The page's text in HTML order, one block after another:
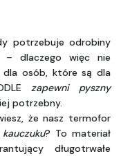
potrzebuje odrobiny
– dlaczego więc nie
dla osób, które są dla
zapewni pyszny
potrzebny.
że nasz termofor
? To materiał
długotrwałe